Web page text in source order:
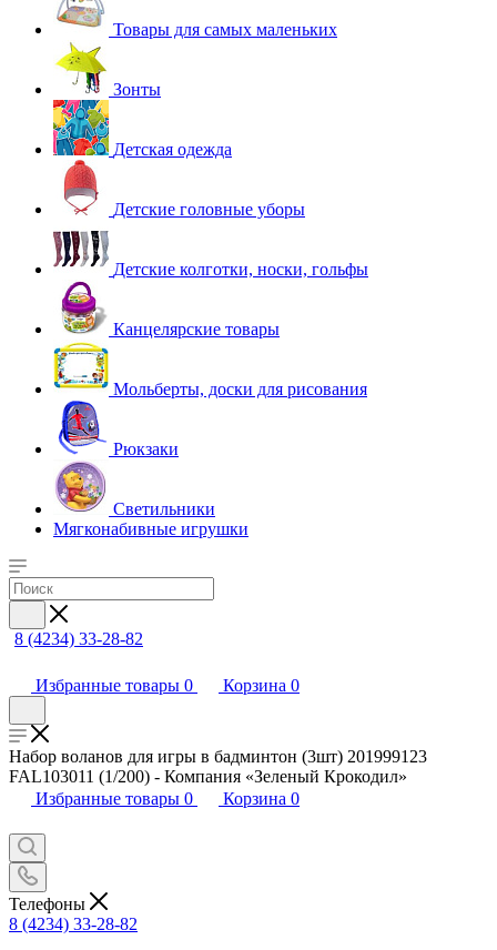
Товары для самых маленьких
Зонты
Детская одежда
Детские головные уборы
Детские колготки, носки, гольфы
Канцелярские товары
Мольберты, доски для рисования
Рюкзаки
Светильники
Мягконабивные игрушки
8 (4234) 33-28-82
Избранные товары 0 Корзина 0
Набор воланов для игры в бадминтон (3шт) 201999123
FAL103011 (1/200) - Компания «Зеленый Крокодил»
Избранные товары 0 Корзина 0
Телефоны
8 (4234) 33-28-82